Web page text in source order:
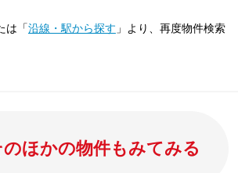
は 「沿線・駅から探す 」 より、再度物件検索
のほかの物件もみてみる